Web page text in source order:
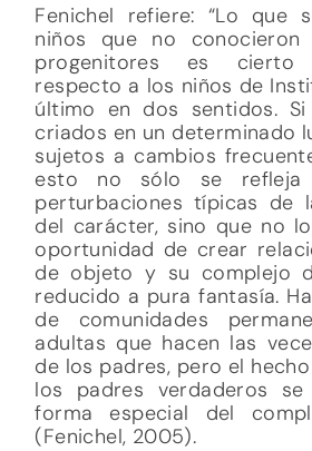
Fenichel refiere: “Lo que
niños que no
progenitores es cierto
respecto a los niños de
último en dos sentidos.
criados en un determinado
sujetos a cambios
esto no sólo se
perturbaciones típicas de
del carácter, sino que no
oportunidad de crear
de objeto y su complejo
reducido a pura fantasía.
de comunidades
adultas que hacen las
de los padres, pero el
los padres verdaderos
forma especial del
(Fenichel, 2005).